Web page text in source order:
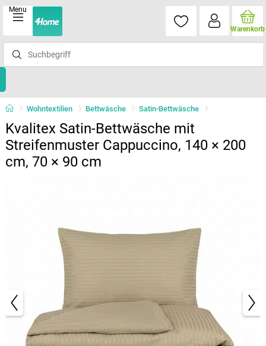
Menu
Warenkorb
Wohntextilien Bettwäsche Satin-Bettwäsche
Kvalitex Satin-Bettwäsche mit
Streifenmuster Cappuccino, 140 × 200
cm, 70 × 90 cm